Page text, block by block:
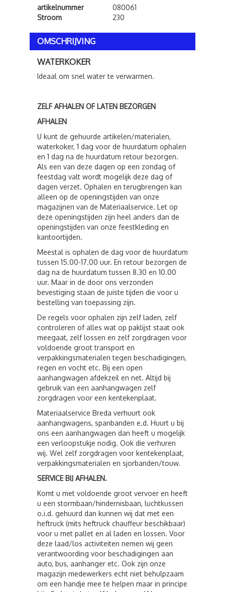
artikelnummer
080061
Stroom
230
OMSCHRIJVING
WATERKOKER
Ideaal om snel water te verwarmen.
ZELF AFHALEN OF LATEN BEZORGEN
AFHALEN
U kunt de gehuurde artikelen/materialen,
waterkoker, 1 dag voor de huurdatum ophalen
en 1 dag na de huurdatum retour bezorgen.
Als een van deze dagen op een zondag of
feestdag valt wordt mogelijk deze dag of
dagen verzet. Ophalen en terugbrengen kan
alleen op de openingstijden van onze
magazijnen van de Materiaalservice. Let op
deze openingstijden zijn heel anders dan de
openingstijden van onze feestkleding en
kantoortijden.
Meestal is ophalen de dag voor de huurdatum
tussen 15.00-17.00 uur. En retour bezorgen de
dag na de huurdatum tussen 8.30 en 10.00
uur. Maar in de door ons verzonden
bevestiging staan de juiste tijden die voor u
bestelling van toepassing zijn.
De regels voor ophalen zijn zelf laden, zelf
controleren of alles wat op paklijst staat ook
meegaat, zelf lossen en zelf zorgdragen voor
voldoende groot transport en
verpakkingsmaterialen tegen beschadigingen,
regen en vocht etc. Bij een open
aanhangwagen afdekzeil en net. Altijd bij
gebruik van een aanhangwagen zelf
zorgdragen voor een kentekenplaat.
Materiaalservice Breda verhuurt ook
aanhangwagens, spanbanden e.d. Huurt u bij
ons een aanhangwagen dan heeft u mogelijk
een verloopstukje nodig. Ook die verhuren
wij. Wel zelf zorgdragen voor kentekenplaat,
verpakkingsmaterialen en sjorbanden/touw.
SERVICE BIJ AFHALEN.
Komt u met voldoende groot vervoer en heeft
u een stormbaan/hindernisbaan, luchtkussen
o.i.d. gehuurd dan kunnen wij dat met een
heftruck (mits heftruck chauffeur beschikbaar)
voor u met pallet en al laden en lossen. Voor
deze laad/los activiteiten nemen wij geen
verantwoording voor beschadigingen aan
auto, bus, aanhanger etc. Ook zijn onze
magazijn medewerkers echt niet behulpzaam
om een handje mee te helpen maar in principe